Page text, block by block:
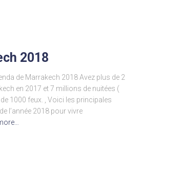
2018
de Marrakech 2018 Avez plus de 2
en 2017 et 7 millions de nuitées (
1000 feux. , Voici les principales
l’année 2018 pour vivre